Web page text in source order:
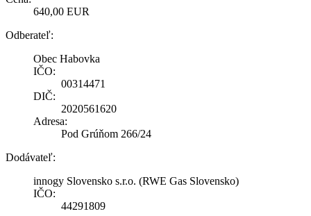
640,00 EUR
Odberateľ:
Obec Habovka
IČO:
00314471
DIČ:
2020561620
Adresa:
Pod Grúňom 266/24
Dodávateľ:
innogy Slovensko s.r.o. (RWE Gas Slovensko)
IČO:
44291809